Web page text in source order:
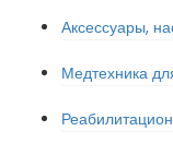
Аксессуары,
Медтехника